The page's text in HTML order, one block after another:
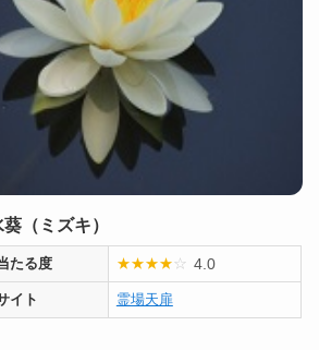
葵（ミズキ）
たる度 ★★★★☆ 4.0
イト 霊場天扉